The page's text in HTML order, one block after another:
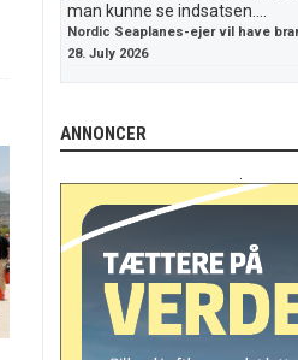
man kunne se indsatsen....
Nordic Seaplanes-ejer vil have
28. July 2026
ANNONCER